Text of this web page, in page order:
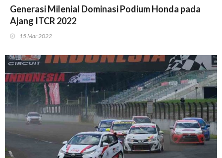
Generasi Milenial Dominasi Podium Honda pada
Ajang ITCR 2022
15 Mar 2022